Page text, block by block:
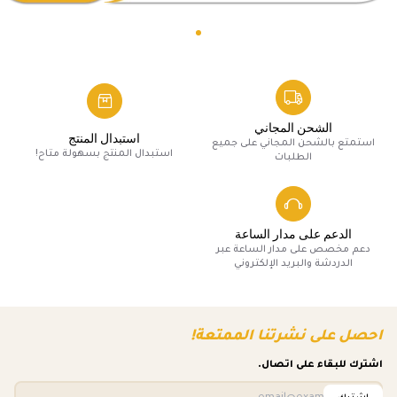
الشحن المجاني
استمتع بالشحن المجاني على جميع
الطلبات
استبدال المنتج
استبدال المنتج بسهولة متاح!
الدعم على مدار الساعة
دعم مخصص على مدار الساعة عبر
الدردشة والبريد الإلكتروني
احصل على نشرتنا الممتعة!
اشترك للبقاء على اتصال.